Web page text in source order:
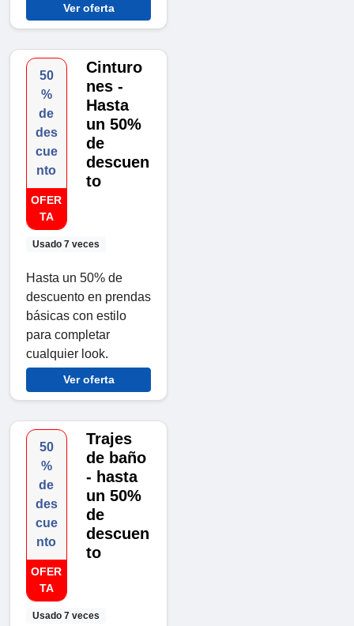
Ver oferta
50
%
de
des
cue
nto
OFER
TA
Usado 7 veces
Cinturo
nes -
Hasta
un 50%
de
descuen
to
Hasta un 50% de
descuento en prendas
básicas con estilo
para completar
cualquier look.
Ver oferta
50
%
de
des
cue
nto
OFER
TA
Usado 7 veces
Trajes
de baño
- hasta
un 50%
de
descuen
to